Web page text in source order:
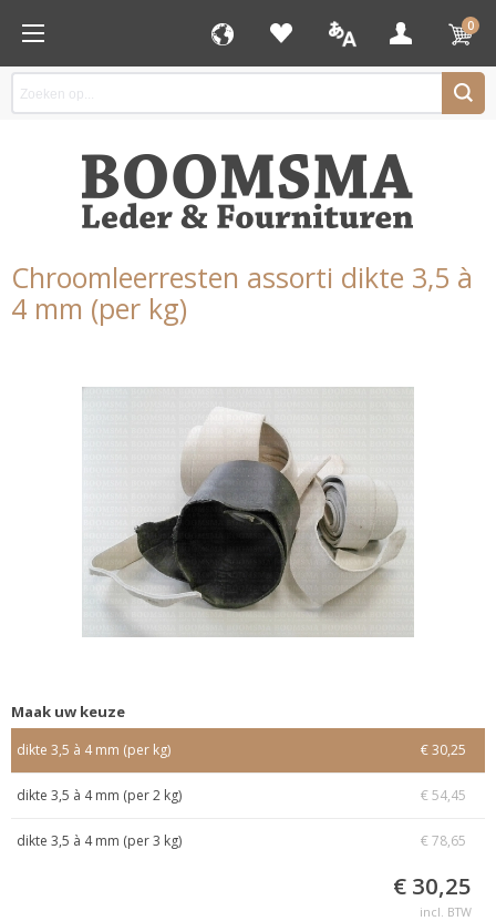
0
Chroomleerresten assorti dikte 3,5 à
4 mm (per kg)
Maak uw keuze
dikte 3,5 à 4 mm (per kg) € 30,25
dikte 3,5 à 4 mm (per 2 kg) € 54,45
dikte 3,5 à 4 mm (per 3 kg) € 78,65
€ 30,25
incl. BTW